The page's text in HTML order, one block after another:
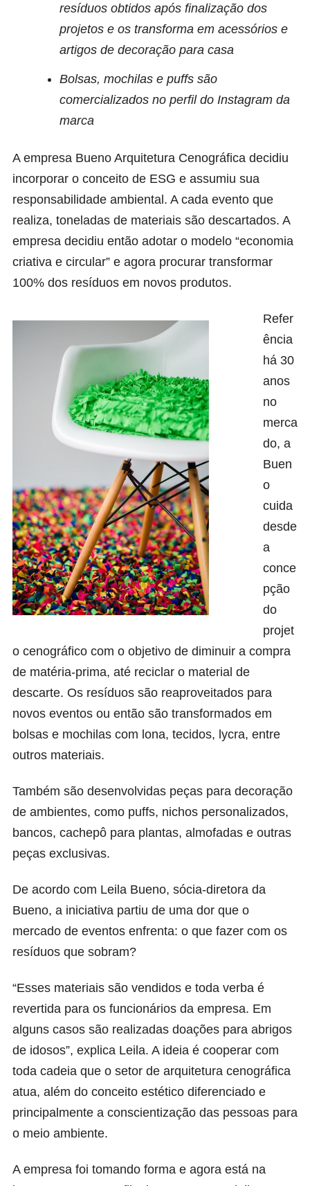
resíduos obtidos após finalização dos
projetos e os transforma em acessórios e
artigos de decoração para casa
Bolsas, mochilas e puffs são
comercializados no perfil do Instagram da
marca
A empresa Bueno Arquitetura Cenográfica decidiu
incorporar o conceito de ESG e assumiu sua
responsabilidade ambiental. A cada evento que
realiza, toneladas de materiais são descartados. A
empresa decidiu então adotar o modelo “economia
criativa e circular” e agora procurar transformar
100% dos resíduos em novos produtos.
Refer
ência
há 30
anos
no
merca
do, a
Buen
o
cuida
desde
a
conce
pção
do
projet
o cenográfico com o objetivo de diminuir a compra
de matéria-prima, até reciclar o material de
descarte. Os resíduos são reaproveitados para
novos eventos ou então são transformados em
bolsas e mochilas com lona, tecidos, lycra, entre
outros materiais.
Também são desenvolvidas peças para decoração
de ambientes, como puffs, nichos personalizados,
bancos, cachepô para plantas, almofadas e outras
peças exclusivas.
De acordo com Leila Bueno, sócia-diretora da
Bueno, a iniciativa partiu de uma dor que o
mercado de eventos enfrenta: o que fazer com os
resíduos que sobram?
“Esses materiais são vendidos e toda verba é
revertida para os funcionários da empresa. Em
alguns casos são realizadas doações para abrigos
de idosos”, explica Leila. A ideia é cooperar com
toda cadeia que o setor de arquitetura cenográfica
atua, além do conceito estético diferenciado e
principalmente a conscientização das pessoas para
o meio ambiente.
A empresa foi tomando forma e agora está na